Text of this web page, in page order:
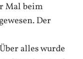
Mal beim
Der
alles wurde